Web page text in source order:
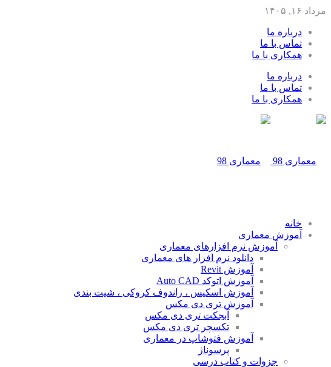
مرداد ۱۶, ۱۴۰۵
درباره ما
تماس با ما
همکاری با ما
درباره ما
تماس با ما
همکاری با ما
خانه
آموزش معماری
آموزش نرم افزارهای معماری
دانلود نرم افزار های معماری
آموزش Revit
آموزش اتوکد Auto CAD
آموزش اسکیس ، راندوف کروکی ، شیت بندی
آموزش تری دی مکس
آبجکت تری دی مکس
تکسچر تری دی مکس
آموزش فتوشاپ در معماری
پرسوناژ
جزوات و کتاب درسی